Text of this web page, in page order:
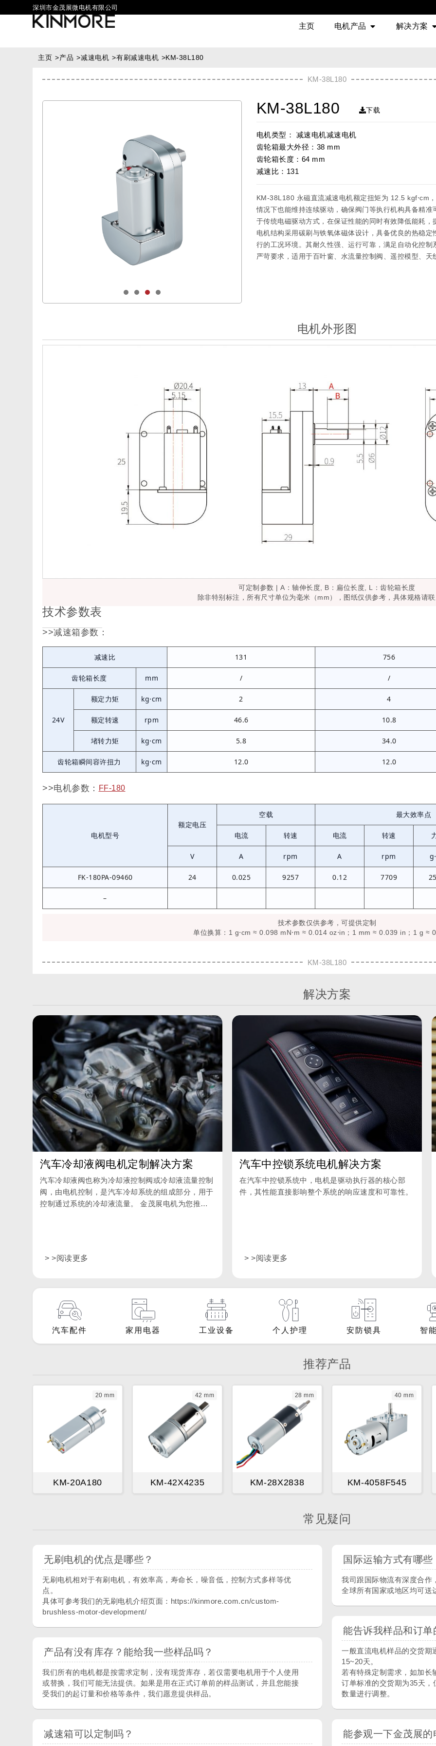
深圳市金茂展微电机有限公司
主页 电机产品 解决方案
主页 >产品 >减速电机 >有刷减速电机 >KM-38L180
KM-38L180
KM-38L180 下载
电机类型： 减速电机减速电机
齿轮箱最大外径：38 mm
齿轮箱长度：64 mm
减速比：131
KM-38L180 永磁直流减速电机额定扭矩为 12.5 kgf⋅cm
情况下也能维持连续驱动，确保阀门等执行机构具备精
于传统电磁驱动方式，在保证性能的同时有效降低能耗，
电机结构采用碳刷与铁氧体磁体设计，具备优良的热稳
行的工况环境。其耐久性强、运行可靠，满足自动化控
严苛要求，适用于百叶窗、水流量控制阀、遥控模型、
电机外形图
可定制参数 | A：轴伸长度, B：扁位长度, L：齿轮箱长度
除非特别标注，所有尺寸单位为毫米（mm），图纸仅供参考，具体规格请
技术参数表
>>减速箱参数：
减速比 131 756
齿轮箱长度 mm / /
24V
额定力矩 kg⋅cm 2 4
额定转速 rpm 46.6 10.8
堵转力矩 kg⋅cm 5.8 34.0
齿轮箱瞬间容许扭力 kg⋅cm 12.0 12.0
>>电机参数： FF-180
电机型号
额定电压
空载 最大效率点
电流 转速 电流 转速
V A rpm A rpm
FK-180PA-09460 24 0.025 9257 0.12 7709
–
技术参数仅供参考，可提供定制
单位换算：1 g⋅cm ≈ 0.098 mN⋅m ≈ 0.014 oz⋅in；1 mm ≈ 0.039 in；1 g ≈
KM-38L180
解决方案
汽车冷却液阀电机定制解决方案
汽车冷却液阀也称为冷却液控制阀或冷却液流量控制
阀，由电机控制，是汽车冷却系统的组成部分，用于
控制通过系统的冷却液流量。 金茂展电机为您推出
> >阅读更多
汽车中控锁系统电机解决方案
在汽车中控锁系统中，电机是驱动执行器的核心部
件，其性能直接影响整个系统的响应速度和可靠性。
> >阅读更多
汽车配件 家用电器 工业设备 个人护理 安防锁具 智
推荐产品
20 mm
KM-20A180
42 mm
KM-42X4235
28 mm
KM-28X2838
40 mm
KM-4058F545
常见疑问
无刷电机的优点是哪些？
无刷电机相对于有刷电机，有效率高，寿命长，噪音低，控制方式多样等优
点。
具体可参考我们的无刷电机介绍页面：https://kinmore.com.cn/custom-
brushless-motor-development/
国际运输方式有哪
我司跟国际物流有深度合作
全球所有国家或地区均可送
能告诉我样品和订单
一般直流电机样品的交货期
15~20天。
若有特殊定制需求，如加长
订单标准的交货期为35天
数量进行调整。
产品有没有库存？能给我一些样品吗？
我们所有的电机都是按需求定制，没有现货库存，若仅需要电机用于个人使用
或替换，我们可能无法提供。如果是用在正式订单前的样品测试，并且您能接
受我们的起订量和价格等条件，我们愿意提供样品。
减速箱可以定制吗？ 能参观一下金茂展的